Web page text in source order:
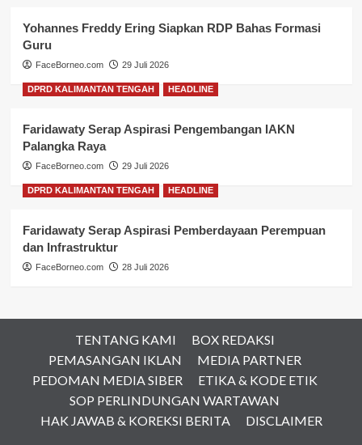
Yohannes Freddy Ering Siapkan RDP Bahas Formasi
Guru
FaceBorneo.com 29 Juli 2026
DPRD KALIMANTAN TENGAH HEADLINE
Faridawaty Serap Aspirasi Pengembangan IAKN
Palangka Raya
FaceBorneo.com 29 Juli 2026
DPRD KALIMANTAN TENGAH HEADLINE
Faridawaty Serap Aspirasi Pemberdayaan Perempuan
dan Infrastruktur
FaceBorneo.com 28 Juli 2026
TENTANG KAMI
BOX REDAKSI
PEMASANGAN IKLAN
MEDIA PARTNER
PEDOMAN MEDIA SIBER
ETIKA & KODE ETIK
SOP PERLINDUNGAN WARTAWAN
HAK JAWAB & KOREKSI BERITA
DISCLAIMER